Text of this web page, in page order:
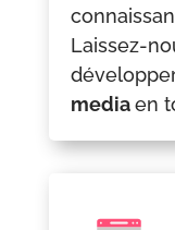
Laissez-
mediaen